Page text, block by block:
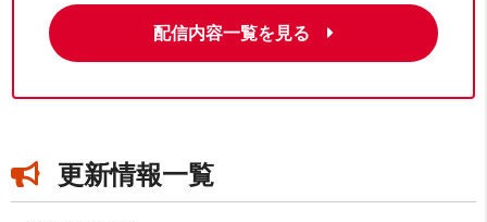
配信内容一覧を見る
更新情報一覧